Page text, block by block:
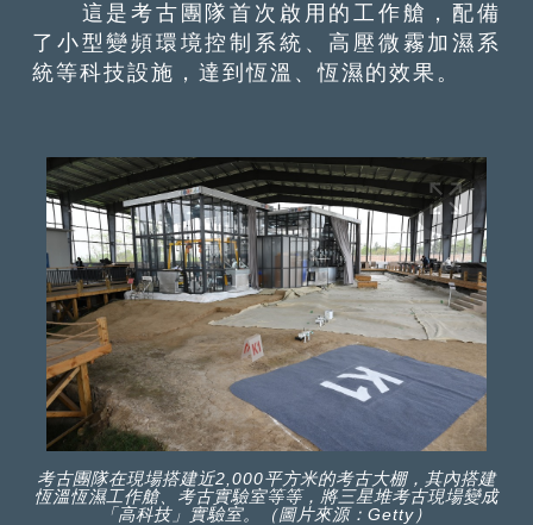
這是考古團隊首次啟用的工作艙，配備
了小型變頻環境控制系統、高壓微霧加濕系
統等科技設施，達到恆溫、恆濕的效果。
考古團隊在現場搭建近2,000平方米的考古大棚，其內搭建
恆溫恆濕工作艙、考古實驗室等等，將三星堆考古現場變成
「高科技」實驗室。（圖片來源：Getty）